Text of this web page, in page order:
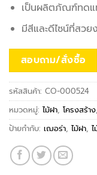
เป็นผลิตภัณฑ์ทดแ
มีสีและดีไซน์ที่สวย
สอบถาม/สั่งซื้อ
รหัสสินค้า: CO-000524
หมวดหมู่: ไม้ฝา, โครงสร้าง,
ป้ายกำกับ: เฌอร่า, ไม้ฝา,